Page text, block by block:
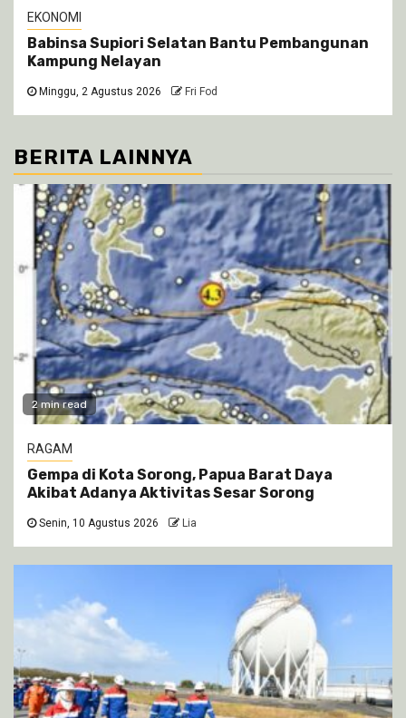
EKONOMI
Babinsa Supiori Selatan Bantu Pembangunan
Kampung Nelayan
Minggu, 2 Agustus 2026 Fri Fod
BERITA LAINNYA
2 min read
RAGAM
Gempa di Kota Sorong, Papua Barat Daya
Akibat Adanya Aktivitas Sesar Sorong
Senin, 10 Agustus 2026 Lia